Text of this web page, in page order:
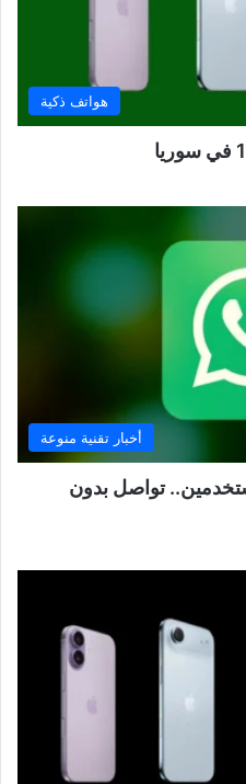
هواتف ذكية
أخبار تقنية منوعة
تواصل بدون